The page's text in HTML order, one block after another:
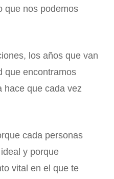
que nos podemos
los años que van
que encontramos
hace que cada vez
cada personas
y porque
vital en el que te